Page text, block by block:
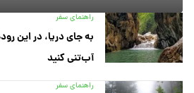
راهنمای سفر
به جای دریا، در این
آب‌تنی کنید
راهنمای سفر